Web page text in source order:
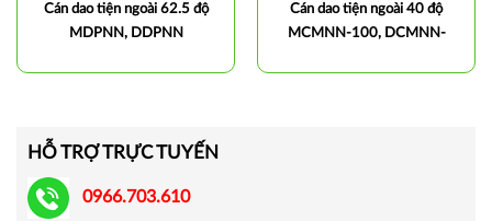
Cán dao tiện ngoài 62.5 độ
MDPNN, DDPNN
Cán dao tiện ngoài 40 độ
MCMNN-100, DCMNN-
HỖ TRỢ TRỰC TUYẾN
0966.703.610